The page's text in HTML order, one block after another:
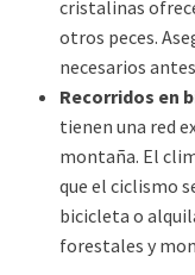
cristalinas
otros peces.
necesarios
Recorridos en
tienen una red
montaña. El
que el ciclismo
bicicleta o
forestales y